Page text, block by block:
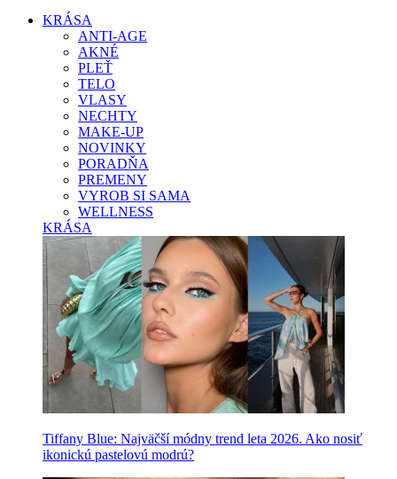
KRÁSA
ANTI-AGE
AKNÉ
PLEŤ
TELO
VLASY
NECHTY
MAKE-UP
NOVINKY
PORADŇA
PREMENY
VYROB SI SAMA
WELLNESS
KRÁSA
Tiffany Blue: Najväčší módny trend leta 2026. Ako nosiť
ikonickú pastelovú modrú?